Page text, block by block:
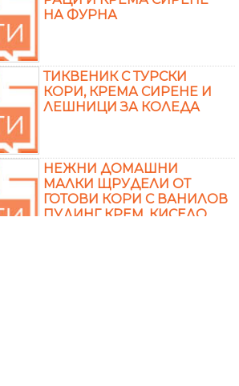
НА ФУРНА
ТИКВЕНИК С ТУРСКИ
КОРИ, КРЕМА СИРЕНЕ И
ЛЕШНИЦИ ЗА КОЛЕДА
НЕЖНИ ДОМАШНИ
МАЛКИ ЩРУДЕЛИ ОТ
ГОТОВИ КОРИ С ВАНИЛОВ
ПУДИНГ КРЕМ, КИСЕЛО